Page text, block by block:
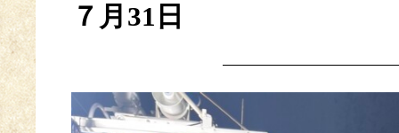
７月31日